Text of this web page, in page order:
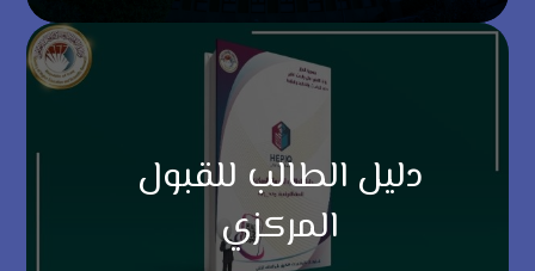
دليل الطالب للقبول
المركزي